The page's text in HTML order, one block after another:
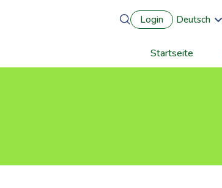
Login
Deutsch
navigation
Startseite